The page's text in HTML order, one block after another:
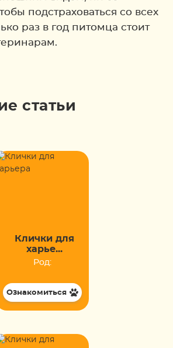
подстраховаться со всех
раз в год питомца стоит
статьи
Клички для
харье...
Род:
Ознакомиться